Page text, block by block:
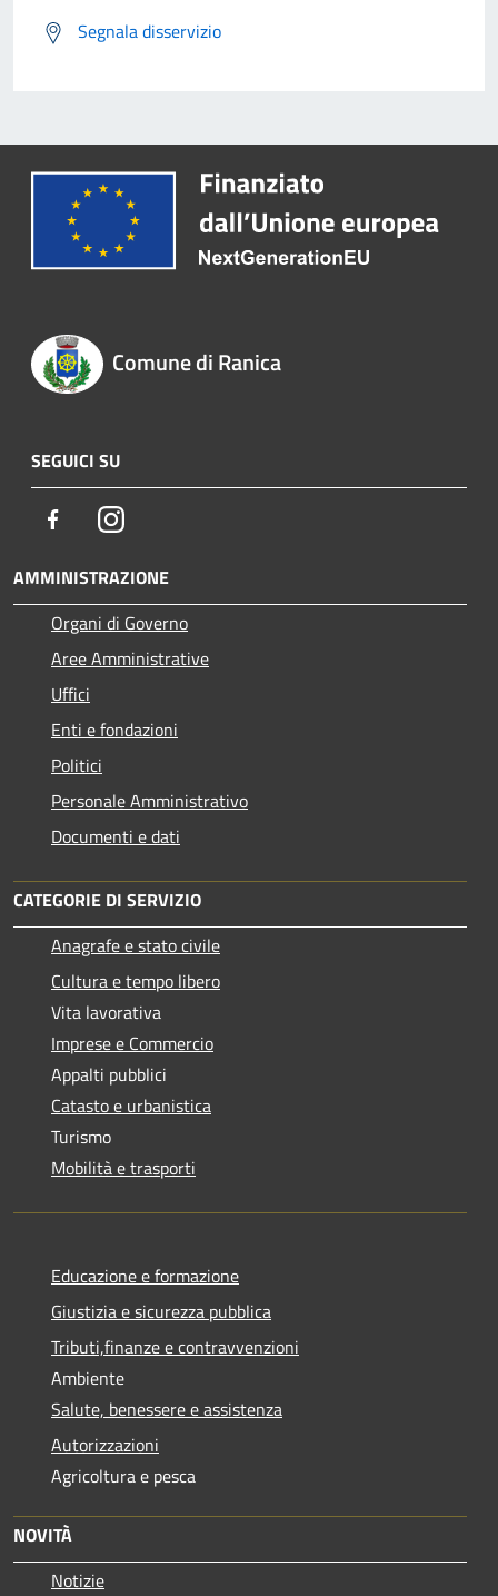
Segnala disservizio
Comune di Ranica
SEGUICI SU
FacebookInstagram
AMMINISTRAZIONE
Organi di Governo
Aree Amministrative
Uffici
Enti e fondazioni
Politici
Personale Amministrativo
Documenti e dati
CATEGORIE DI SERVIZIO
Anagrafe e stato civile
Cultura e tempo libero
Vita lavorativa
Imprese e Commercio
Appalti pubblici
Catasto e urbanistica
Turismo
Mobilità e trasporti
Educazione e formazione
Giustizia e sicurezza pubblica
Tributi,finanze e contravvenzioni
Ambiente
Salute, benessere e assistenza
Autorizzazioni
Agricoltura e pesca
NOVITÀ
Notizie